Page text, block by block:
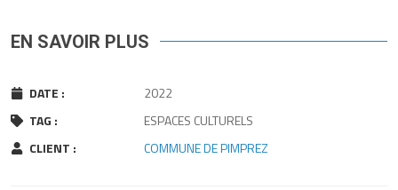
EN SAVOIR PLUS
DATE :
2022
TAG :
ESPACES CULTURELS
CLIENT :
COMMUNE DE PIMPREZ